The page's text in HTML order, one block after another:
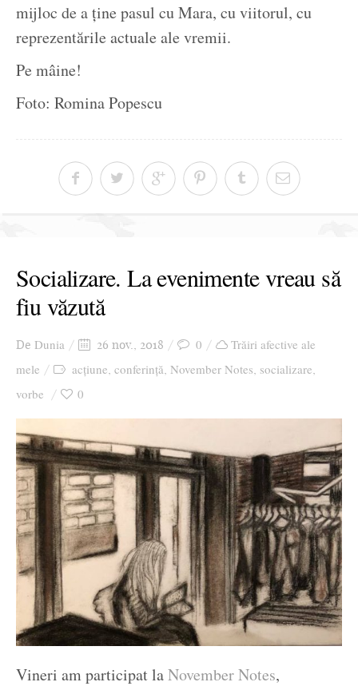
mijloc de a ține pasul cu Mara, cu viitorul, cu
reprezentările actuale ale vremii.
Pe mâine!
Foto: Romina Popescu
Socializare. La evenimente vreau să
fiu văzută
De Dunia 26 nov., 2018 0
Trăiri afective ale
mele
acțiune, conferință, November Notes, socializare,
vorbe 0
Vineri am participat laNovember Notes,